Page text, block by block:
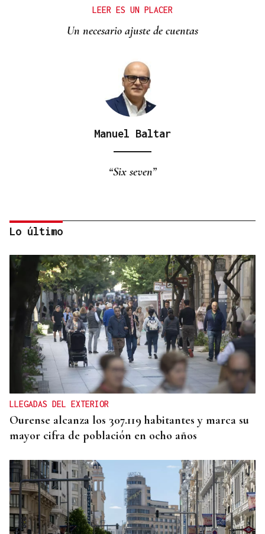
LEER ES UN PLACER
Un necesario ajuste de cuentas
Manuel Baltar
“Six seven”
Eduardo Medrano
Primera carrera de Ascot
Lo último
LLEGADAS DEL EXTERIOR
Ourense alcanza los 307.119 habitantes y marca su
mayor cifra de población en ocho años